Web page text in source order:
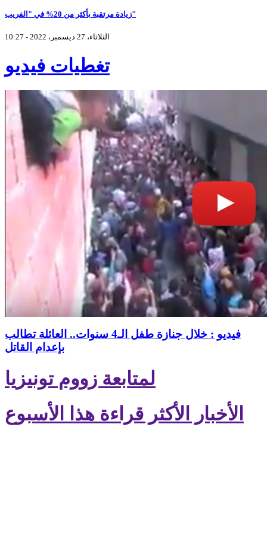
زيادة مرتقبة بأكثر من 20% في "الفريب"
الثلاثاء، 27 ديسمبر، 2022 - 10:27
تغطيات فيديو
فيديو : خلال جنازة طفل الـ4 سنوات.. العائلة تطالب
بإعدام القاتل
لمتابعة زووم تونيزيا
الأخبار الأكثر قراءة هذا الأسبوع